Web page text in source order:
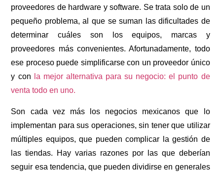
proveedores de hardware y software. Se trata solo de un
pequeño problema, al que se suman las dificultades de
determinar cuáles son los equipos, marcas y
proveedores más convenientes. Afortunadamente, todo
ese proceso puede simplificarse con un proveedor único
y con
la mejor alternativa para su negocio: el punto de
venta todo en uno.
Son cada vez más los negocios mexicanos que lo
implementan para sus operaciones, sin tener que utilizar
múltiples equipos, que pueden complicar la gestión de
las tiendas. Hay varias razones por las que deberían
seguir esa tendencia, que pueden dividirse en generales